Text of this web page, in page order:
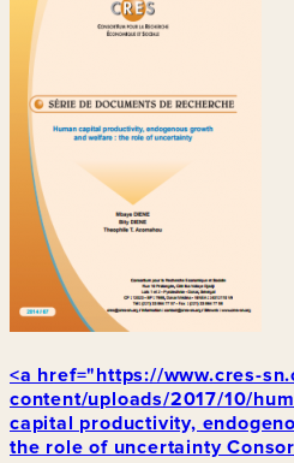
<a href="https://www.cres-
content/uploads/2017/10/
capital productivity,
the role of uncertainty